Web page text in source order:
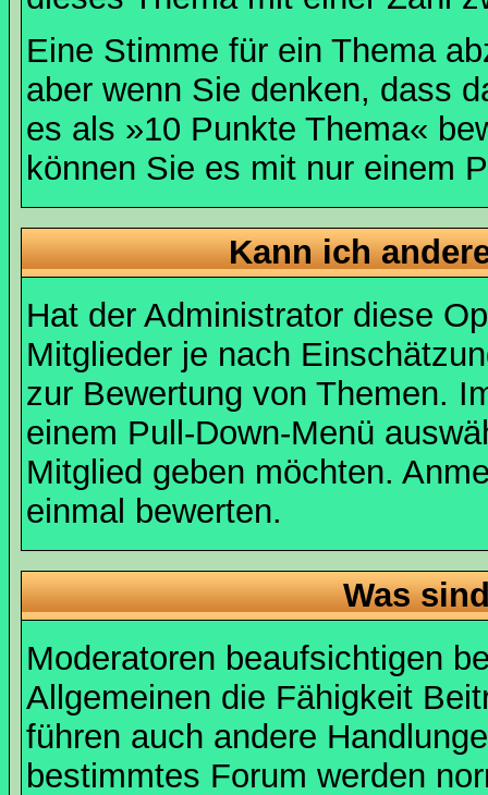
Eine Stimme für ein Thema
aber wenn Sie denken, dass
es als »10 Punkte Thema«
können Sie es mit nur einem
Kann ich
Hat der Administrator diese
Mitglieder je nach
zur Bewertung von Themen.
einem Pull-Down-Menü
Mitglied geben möchten.
einmal bewerten.
Was
Moderatoren beaufsichtigen
Allgemeinen die Fähigkeit
führen auch andere
bestimmtes Forum werden